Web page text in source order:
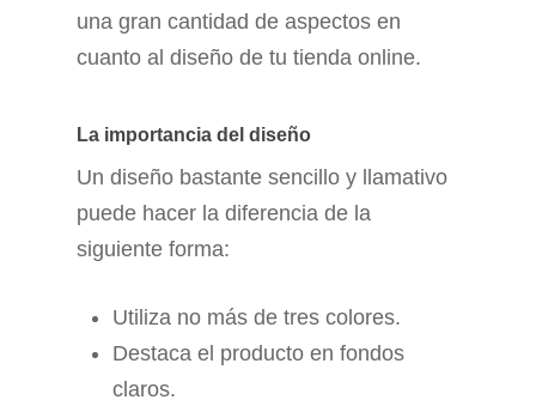
una gran cantidad de aspectos en
cuanto al diseño de tu tienda online.
La importancia del diseño
Un diseño bastante sencillo y llamativo
puede hacer la diferencia de la
siguiente forma:
Utiliza no más de tres colores.
Destaca el producto en fondos
claros.